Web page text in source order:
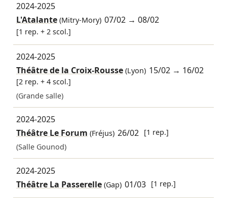
2024-2025
L'Atalante(Mitry-Mory) 07/02 →08/02
[1 rep. + 2 scol.]
2024-2025
Théâtre de la Croix-Rousse(Lyon) 15/02 → 16/02
[2 rep. + 4 scol.]
(Grande salle)
2024-2025
Théâtre Le Forum (Fréjus) 26/02 [1 rep.]
(Salle Gounod)
2024-2025
Théâtre La Passerelle(Gap) 01/03 [1 rep.]